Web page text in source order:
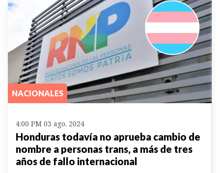
NACIONALES
4:00 PM 03 ago. 2024
Honduras todavía no aprueba cambio de
nombre a personas trans, a más de tres
años de fallo internacional